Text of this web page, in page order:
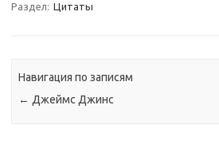
Раздел: Цитаты
Навигация по записям
← Джеймс Джинс